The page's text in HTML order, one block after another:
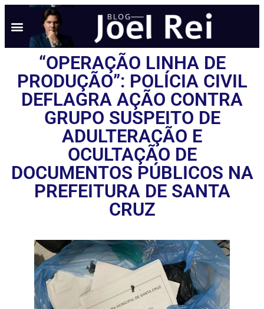
“OPERAÇÃO LINHA DE
PRODUÇÃO”: POLÍCIA CIVIL
DEFLAGRA AÇÃO CONTRA
GRUPO SUSPEITO DE
ADULTERAÇÃO E
OCULTAÇÃO DE
DOCUMENTOS PÚBLICOS NA
PREFEITURA DE SANTA
CRUZ